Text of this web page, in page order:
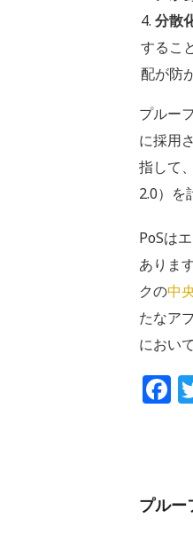
分散
するこ
配が防
プルー
に採用
指して
2.0）を
PoSは
ありま
クの中
たなア
におい
プルー